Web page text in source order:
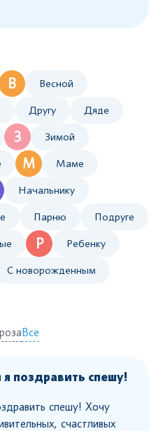
В Весной
Другу Дяде
З Зимой
М Маме
Начальнику
Парню Подруге
Р Ребенку
С новорожденным
Все
поздравить спешу!
спешу! Хочу
счастливых